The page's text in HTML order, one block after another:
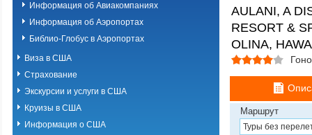
Информация об Авиакомпаниях
Информация об Аэропортах
Библио-Глобус в Аэропортах
Виза в США
Страхование
Экскурсии и услуги в США
Круизы в США
Информация о США
AULANI, A
RESORT &
OLINA,
Маршрут